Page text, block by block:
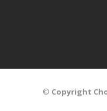
© Copyright